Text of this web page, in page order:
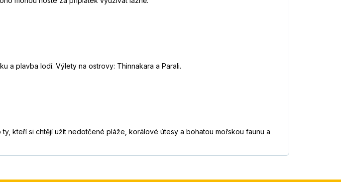
a plavba lodí. Výlety na ostrovy: Thinnakara a Parali.
kteří si chtějí užít nedotčené pláže, korálové útesy a bohatou mořskou faunu a